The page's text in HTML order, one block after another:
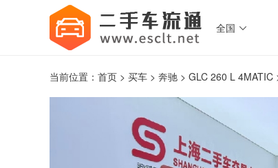
全国 
当前位置： 首页 > 买车 > 奔驰 > GLC 260 L 4MATIC